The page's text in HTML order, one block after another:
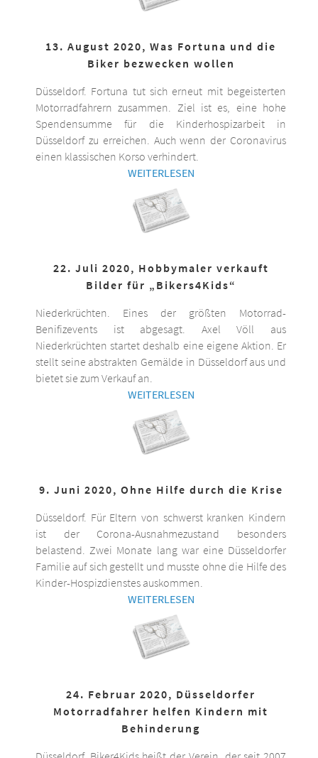
13. August 2020, Was Fortuna und die
Biker bezwecken wollen
Düsseldorf. Fortuna tut sich erneut mit begeisterten
Motorradfahrern zusammen. Ziel ist es, eine hohe
Spendensumme für die Kinderhospizarbeit in
Düsseldorf zu erreichen. Auch wenn der Coronavirus
einen klassischen Korso verhindert.
WEITERLESEN
22. Juli 2020, Hobbymaler verkauft
Bilder für „Bikers4Kids“
Niederkrüchten. Eines der größten Motorrad-
Benifizevents ist abgesagt. Axel Völl aus
Niederkrüchten startet deshalb eine eigene Aktion. Er
stellt seine abstrakten Gemälde in Düsseldorf aus und
bietet sie zum Verkauf an.
WEITERLESEN
9. Juni 2020, Ohne Hilfe durch die Krise
Düsseldorf. Für Eltern von schwerst kranken Kindern
ist der Corona-Ausnahmezustand besonders
belastend. Zwei Monate lang war eine Düsseldorfer
Familie auf sich gestellt und musste ohne die Hilfe des
Kinder-Hospizdienstes auskommen.
WEITERLESEN
24. Februar 2020, Düsseldorfer
Motorradfahrer helfen Kindern mit
Behinderung